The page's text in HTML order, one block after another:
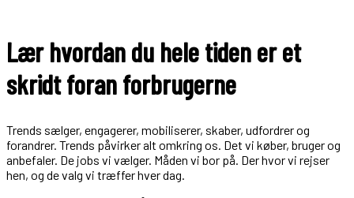
Lær hvordan du hele tiden er et
skridt foran forbrugerne
Trends sælger, engagerer, mobiliserer, skaber, udfordrer og
forandrer. Trends påvirker alt omkring os. Det vi køber, bruger og
anbefaler. De jobs vi vælger. Måden vi bor på. Der hvor vi rejser
hen, og de valg vi træffer hver dag.